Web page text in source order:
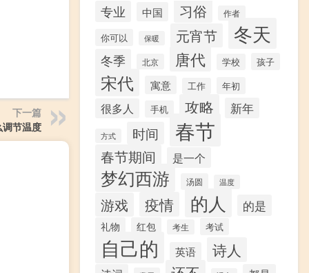
下一篇
节温度
专业 中国 习俗 作者
你可以 保暖 元宵节 冬天
冬季 北京 唐代 学校 孩子
宋代 寓意 工作 年初
很多人 手机 攻略 新年
方式 时间 春节
春节期间 是一个
梦幻西游 汤圆 温度
游戏 疫情 的人 的是
礼物 红包 考生 考试
自己的 英语 诗人